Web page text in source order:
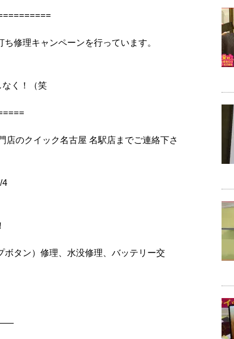
修理キャンペーンを行っています。
なく！（笑
店のクイック名古屋 名駅店までご連絡下さ
4
タン）修理、水没修理、バッテリー交